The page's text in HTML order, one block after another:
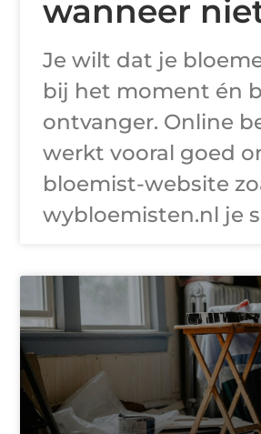
wanneer
Je wilt dat je
bij het moment én
ontvanger. Online
werkt vooral goed
bloemist-website
wybloemisten.nl je